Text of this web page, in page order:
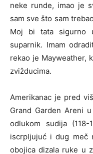
neke runde, imao je
sam sve što sam
Moj bi tata sigurno
suparnik. Imam
rekao je Mayweather,
zvižducima.
Amerikanac je pred
Grand Garden Areni
odlukom sudija (118-
iscrpljujuć i dug meč
obojica dizala ruke u